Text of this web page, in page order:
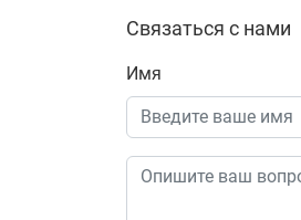
Связаться с нами
Имя